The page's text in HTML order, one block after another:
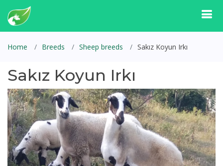
Home Breeds Sheep breeds Sakız Koyun Irkı
Sakız Koyun Irkı